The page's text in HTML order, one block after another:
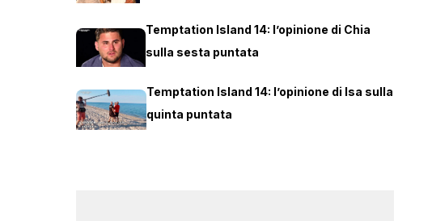
Temptation Island 14: l’opinione di Chia
sulla sesta puntata
Temptation Island 14: l’opinione di Isa sulla
quinta puntata